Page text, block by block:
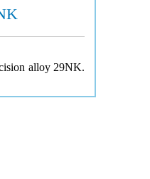
alloy 29NK.